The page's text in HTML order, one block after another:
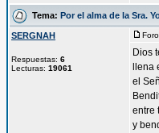
Tema: Por el alma de la Sra.
SERGNAH
Respuestas: 6
Lecturas: 19061
Dios
el
entre
y